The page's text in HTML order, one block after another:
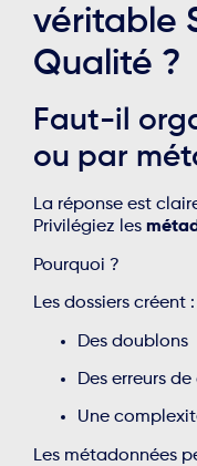
véritable
Qualité ?
Faut-il
ou par
La réponse est
Privilégiez les
Pourquoi ?
Les dossiers créent :
Des doublons
Des erreurs
Une
Les métadonnées